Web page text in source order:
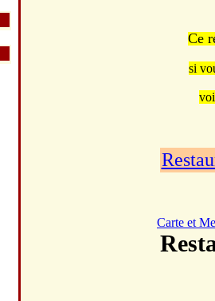
Ce
si
Carte et